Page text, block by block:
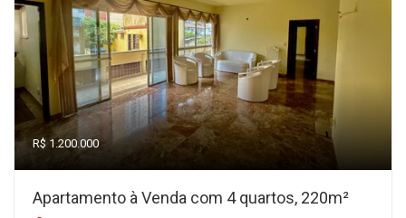
R$ 1.200.000
Apartamento à Venda com 4 quartos, 220m²